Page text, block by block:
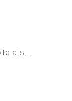
als...